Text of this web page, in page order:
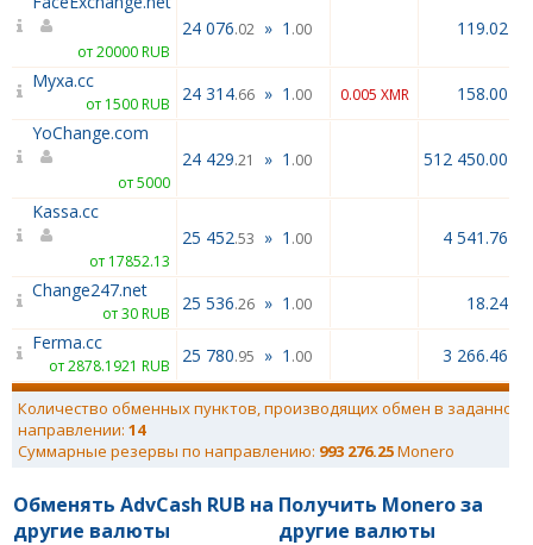
от 20000 RUB
24 076.02 » 1 .00 119.02
Myxa.cc
от 1500 RUB 24 314.66 » 1 .00 0.005 XMR
158.00
YoChange.com
от 5000
24 429.21 » 1 .00 512 450.00
Kassa.cc
от 17852.13
25 452.53 » 1 .00 4 541.76
Change247.net
от 30 RUB 25 536.26 » 1 .00
18.24
Ferma.cc
от 2878.1921 RUB 25 780.95 » 1 .00 3 266.46
Количество обменных пунктов, производящих обмен в заданном
направлении: 14
Суммарные резервы по направлению: 993 276.25Monero
Обменять AdvCash RUB на
другие валюты
Получить Monero за
другие валюты